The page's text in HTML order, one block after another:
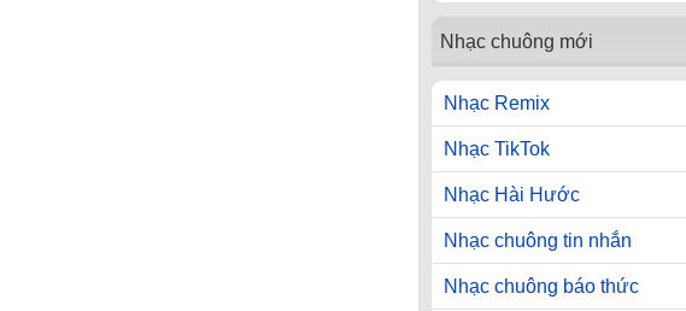
Nhạc chuông mới
Nhạc Remix
Nhạc TikTok
Nhạc Hài Hước
Nhạc chuông tin nhắn
Nhạc chuông báo thức